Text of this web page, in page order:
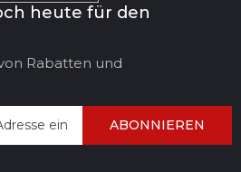
heute für den
Rabatten und
ABONNIEREN